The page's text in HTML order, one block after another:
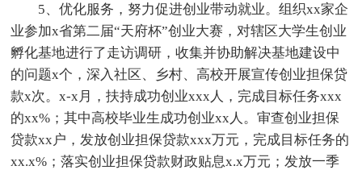
5、优化服务，努力促进创业带动就业。组织xx家企
业参加x省第二届“天府杯”创业大赛，对辖区大学生创业
孵化基地进行了走访调研，收集并协助解决基地建设中
的问题x个，深入社区、乡村、高校开展宣传创业担保贷
款x次。x-x月，扶持成功创业xxx人，完成目标任务xxx
的xx%；其中高校毕业生成功创业xx人。审查创业担保
贷款xx户，发放创业担保贷款xxx万元，完成目标任务的
xx.x%；落实创业担保贷款财政贴息x.x万元；发放一季